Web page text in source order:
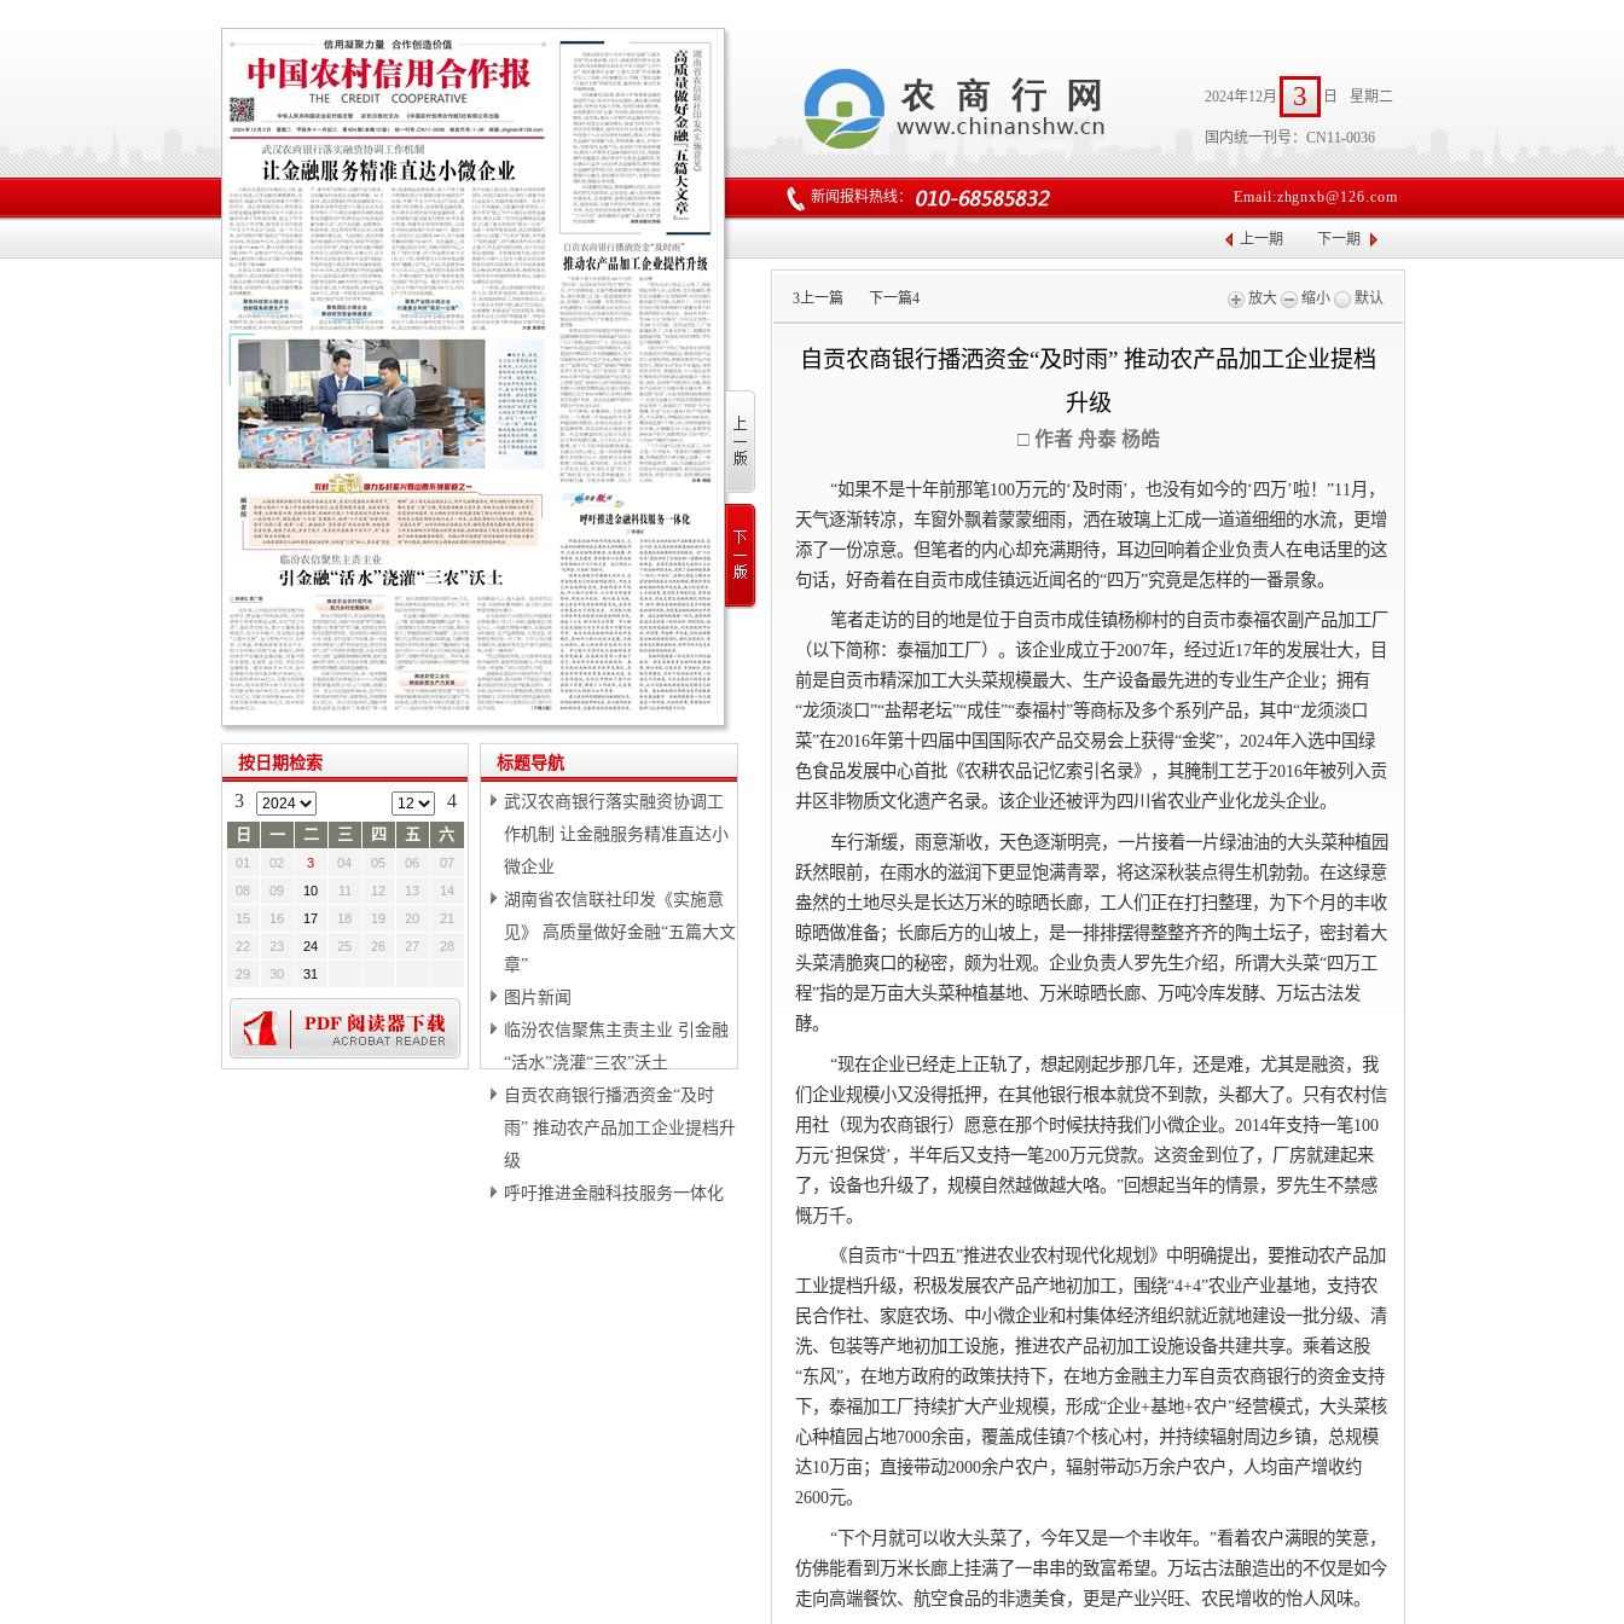
2024年12月 3 日 星期二
国内统一刊号：CN11-0036
Email:zhgnxb@126.com
新闻报料热线：
上一期 下一期
标题导航
武汉农商银行落实融资协调工
作机制 让金融服务精准直达小
微企业
湖南省农信联社印发《实施意
见》 高质量做好金融“五篇大文
章”
图片新闻
临汾农信聚焦主责主业 引金融
“活水”浇灌“三农”沃土
自贡农商银行播洒资金“及时
雨” 推动农产品加工企业提档升
级
呼吁推进金融科技服务一体化
按日期检索
3 4
日 一 二 三 四 五 六
01 02 3 04 05 06
07
08
09 10 11 12 13
14
15
16 17 18 19 20
21
22
23 24 25 26 27
28
29
30 31
3上一篇 下一篇4 放大 缩小 默认
自贡农商银行播洒资金“及时雨” 推动农产品加工企业提档
升级
□ 作者 舟泰 杨皓
“如果不是十年前那笔100万元的‘及时雨’，也没有如今的‘四万’啦！”11月，
天气逐渐转凉，车窗外飘着蒙蒙细雨，洒在玻璃上汇成一道道细细的水流，更增
添了一份凉意。但笔者的内心却充满期待，耳边回响着企业负责人在电话里的这
句话，好奇着在自贡市成佳镇远近闻名的“四万”究竟是怎样的一番景象。
笔者走访的目的地是位于自贡市成佳镇杨柳村的自贡市泰福农副产品加工厂
（以下简称：泰福加工厂）。该企业成立于2007年，经过近17年的发展壮大，目
前是自贡市精深加工大头菜规模最大、生产设备最先进的专业生产企业；拥有
“龙须淡口”“盐帮老坛”“成佳”“泰福村”等商标及多个系列产品，其中“龙须淡口
菜”在2016年第十四届中国国际农产品交易会上获得“金奖”，2024年入选中国绿
色食品发展中心首批《农耕农品记忆索引名录》，其腌制工艺于2016年被列入贡
井区非物质文化遗产名录。该企业还被评为四川省农业产业化龙头企业。
车行渐缓，雨意渐收，天色逐渐明亮，一片接着一片绿油油的大头菜种植园
跃然眼前，在雨水的滋润下更显饱满青翠，将这深秋装点得生机勃勃。在这绿意
盎然的土地尽头是长达万米的晾晒长廊，工人们正在打扫整理，为下个月的丰收
晾晒做准备；长廊后方的山坡上，是一排排摆得整整齐齐的陶土坛子，密封着大
头菜清脆爽口的秘密，颇为壮观。企业负责人罗先生介绍，所谓大头菜“四万工
程”指的是万亩大头菜种植基地、万米晾晒长廊、万吨冷库发酵、万坛古法发
酵。
“现在企业已经走上正轨了，想起刚起步那几年，还是难，尤其是融资，我
们企业规模小又没得抵押，在其他银行根本就贷不到款，头都大了。只有农村信
用社（现为农商银行）愿意在那个时候扶持我们小微企业。2014年支持一笔100
万元‘担保贷’，半年后又支持一笔200万元贷款。这资金到位了，厂房就建起来
了，设备也升级了，规模自然越做越大咯。”回想起当年的情景，罗先生不禁感
慨万千。
《自贡市“十四五”推进农业农村现代化规划》中明确提出，要推动农产品加
工业提档升级，积极发展农产品产地初加工，围绕“4+4”农业产业基地，支持农
民合作社、家庭农场、中小微企业和村集体经济组织就近就地建设一批分级、清
洗、包装等产地初加工设施，推进农产品初加工设施设备共建共享。乘着这股
“东风”，在地方政府的政策扶持下，在地方金融主力军自贡农商银行的资金支持
下，泰福加工厂持续扩大产业规模，形成“企业+基地+农户”经营模式，大头菜核
心种植园占地7000余亩，覆盖成佳镇7个核心村，并持续辐射周边乡镇，总规模
达10万亩；直接带动2000余户农户，辐射带动5万余户农户，人均亩产增收约
2600元。
“下个月就可以收大头菜了，今年又是一个丰收年。”看着农户满眼的笑意，
仿佛能看到万米长廊上挂满了一串串的致富希望。万坛古法酿造出的不仅是如今
走向高端餐饮、航空食品的非遗美食，更是产业兴旺、农民增收的怡人风味。